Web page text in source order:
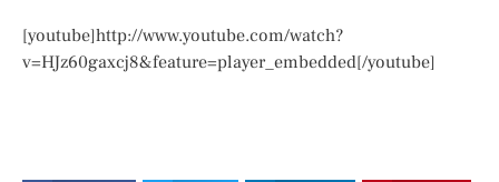
[youtube]http://www.youtube.com/watch?
v=HJz60gaxcj8&feature=player_embedded[/youtube]